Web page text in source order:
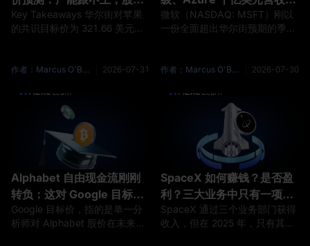
还能涨到 400 美元吗？
Key Takeaways 华尔街对苹果
的共识目标价为 321.66 美元，
30 日，尽管苹果交出史上最强
亿美元，AAPL 仍在盘后延长时
段下跌约 6%。服务业务与大中
华区营收双双低于分析师预估，
苹果并将 9 月当季营收成长业绩
指引下修至 9% 至 11%。苹果
表示瓶颈在于供给而非
作者：Marcus O'Brien 2026-07-31
年，微软股价为何仍补不上
这道差距？
微软（NASDAQ: MSFT）刚以
一份全面超出华尔街预期的季度
24%，这道差距意味着约 30%
度营收达 900 亿美元，同比增长
18%，优于市场一致预期的 876
亿美元。 Azure 增长 43%，超
越微软自身设定的 39–40% 业
绩指引，全年营收也首次突破
1,000 亿美元。 7 月 29 日
作者：Marcus O'Brien 2026-07-30
Alphabet 自由现金流刚刚
转负：这对 Google 目标价
与 2030 年预测意味着什么
Google 目标价，指的是单一分
析师对 Alphabet 股价在未来十
SpaceX 如何赚钱？是否盈
利？三大业务中只有一项真
正赚钱
SpaceX 通过三个业务部门获得
收入，但在 2025 年，只有其中